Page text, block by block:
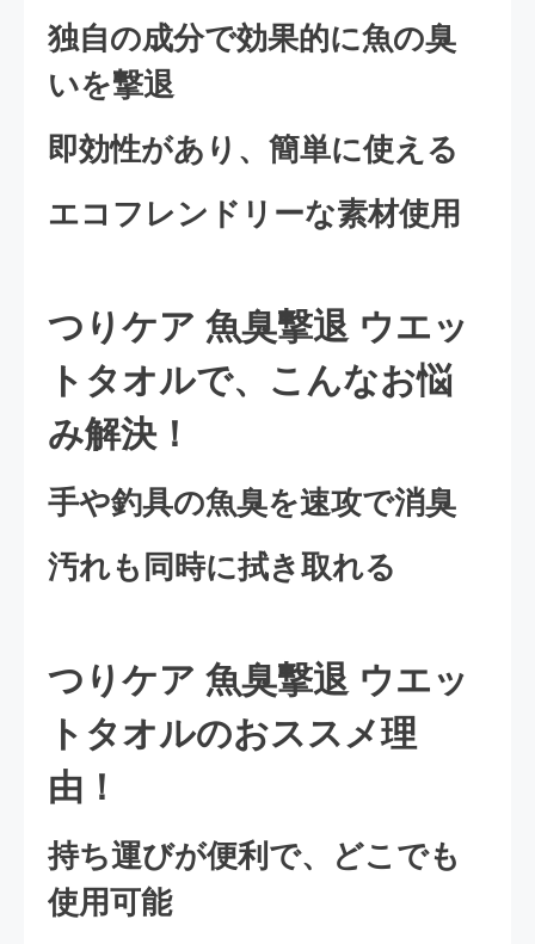
独自の成分で効果的に魚の臭
いを撃退
即効性があり、簡単に使える
エコフレンドリーな素材使用
つりケア 魚臭撃退 ウエッ
トタオルで、こんなお悩
み解決！
手や釣具の魚臭を速攻で消臭
汚れも同時に拭き取れる
つりケア 魚臭撃退 ウエッ
トタオルのおススメ理
由！
持ち運びが便利で、どこでも
使用可能